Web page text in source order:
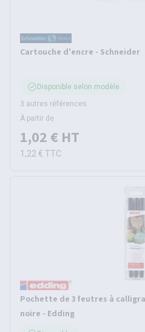
Cartouche d'encre - Schneider
Disponible selon modèle
3 autres références
À partir de
1,02 € HT
1,22 € TTC
Pochette de 3 feutres à
noire - Edding